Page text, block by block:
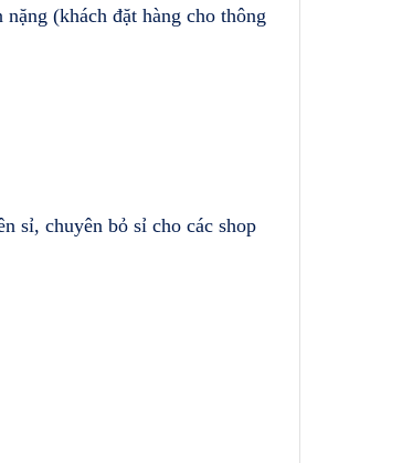
(khách đặt hàng cho thông
sỉ, chuyên bỏ sỉ cho các shop